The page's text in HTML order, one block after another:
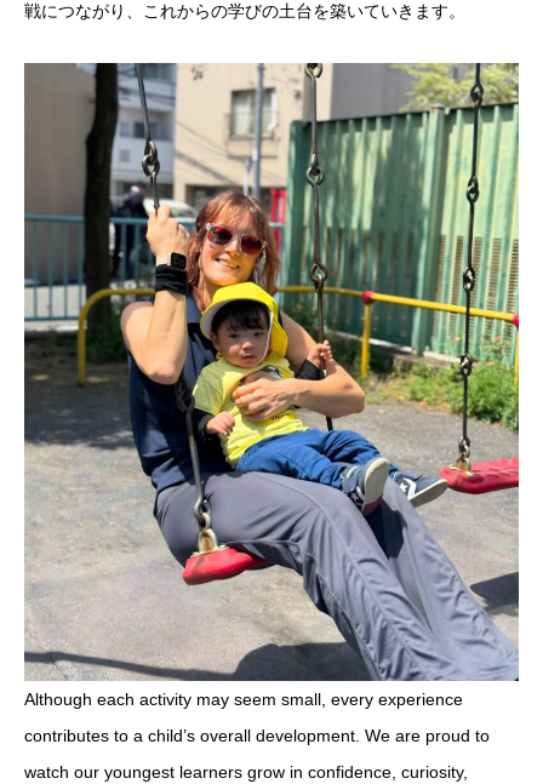
戦につながり、これからの学びの土台を築いていきます。
Although each activity may seem small, every experience
contributes to a child’s overall development. We are proud to
watch our youngest learners grow in confidence, curiosity,